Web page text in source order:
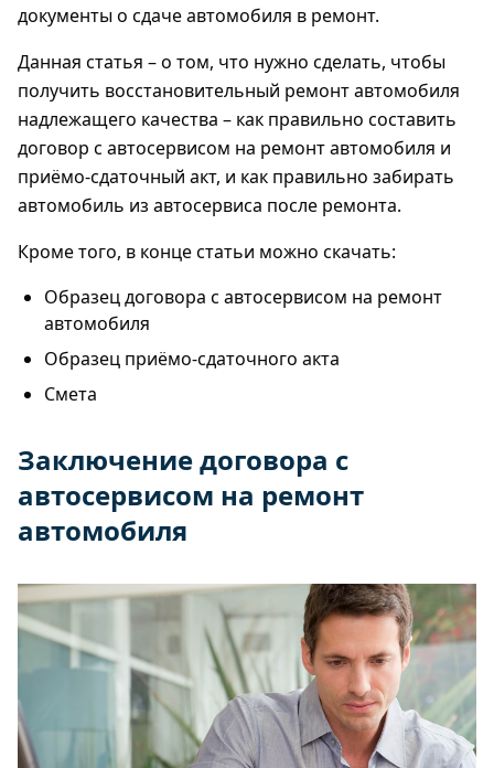
документы о сдаче автомобиля в ремонт.
Данная статья – о том, что нужно сделать, чтобы
получить восстановительный ремонт автомобиля
надлежащего качества – как правильно составить
договор с автосервисом на ремонт автомобиля и
приёмо-сдаточный акт, и как правильно забирать
автомобиль из автосервиса после ремонта.
Кроме того, в конце статьи можно скачать:
Образец договора с автосервисом на ремонт
автомобиля
Образец приёмо-сдаточного акта
Смета
Заключение договора с
автосервисом на ремонт
автомобиля